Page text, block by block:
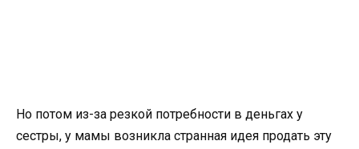
Но потом из-за резкой потребности в деньгах у
сестры, у мамы возникла странная идея продать эту